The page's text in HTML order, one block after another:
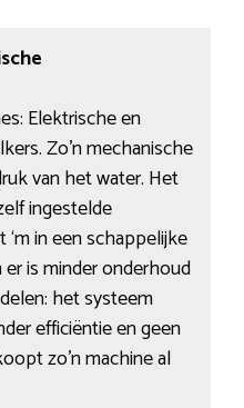
Elektrische en
Zo’n mechanische
van het water. Het
ingestelde
in een schappelijke
is minder onderhoud
het systeem
efficiëntie en geen
zo’n machine al